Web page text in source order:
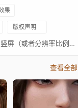
果
版权声明
仅限1080x1920的竖屏（或者分辨率比例一样），例如机箱副屏
查看全部